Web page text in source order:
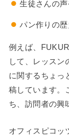
生徒さんの
パン作りの
例えば、
して、レッスン
に関するちょっ
稿しています。
ち、訪問者の興
オフィスピコッ